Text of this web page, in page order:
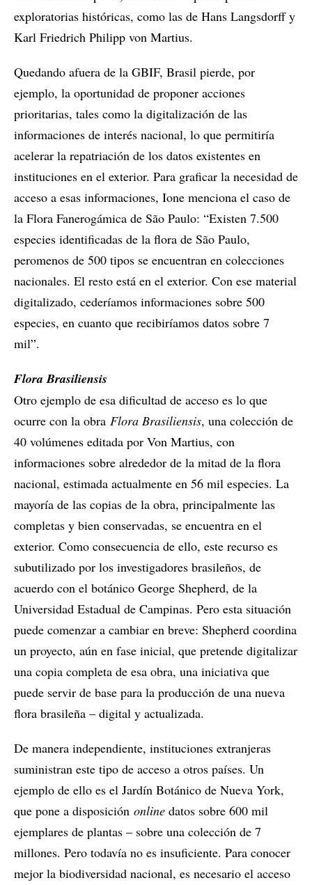
exploratorias históricas, como las de Hans Langsdorff y
Karl Friedrich Philipp von Martius.
Quedando afuera de la GBIF, Brasil pierde, por
ejemplo, la oportunidad de proponer acciones
prioritarias, tales como la digitalización de las
informaciones de interés nacional, lo que permitiría
acelerar la repatriación de los datos existentes en
instituciones en el exterior. Para graficar la necesidad de
acceso a esas informaciones, Ione menciona el caso de
la Flora Fanerogámica de São Paulo: “Existen 7.500
especies identificadas de la flora de São Paulo,
peromenos de 500 tipos se encuentran en colecciones
nacionales. El resto está en el exterior. Con ese material
digitalizado, cederíamos informaciones sobre 500
especies, en cuanto que recibiríamos datos sobre 7
mil”.
Flora Brasiliensis
Otro ejemplo de esa dificultad de acceso es lo que
ocurre con la obra Flora Brasiliensis, una colección de
40 volúmenes editada por Von Martius, con
informaciones sobre alrededor de la mitad de la flora
nacional, estimada actualmente en 56 mil especies. La
mayoría de las copias de la obra, principalmente las
completas y bien conservadas, se encuentra en el
exterior. Como consecuencia de ello, este recurso es
subutilizado por los investigadores brasileños, de
acuerdo con el botánico George Shepherd, de la
Universidad Estadual de Campinas. Pero esta situación
puede comenzar a cambiar en breve: Shepherd coordina
un proyecto, aún en fase inicial, que pretende digitalizar
una copia completa de esa obra, una iniciativa que
puede servir de base para la producción de una nueva
flora brasileña – digital y actualizada.
De manera independiente, instituciones extranjeras
suministran este tipo de acceso a otros países. Un
ejemplo de ello es el Jardín Botánico de Nueva York,
que pone a disposición online datos sobre 600 mil
ejemplares de plantas – sobre una colección de 7
millones. Pero todavía no es insuficiente. Para conocer
mejor la biodiversidad nacional, es necesario el acceso